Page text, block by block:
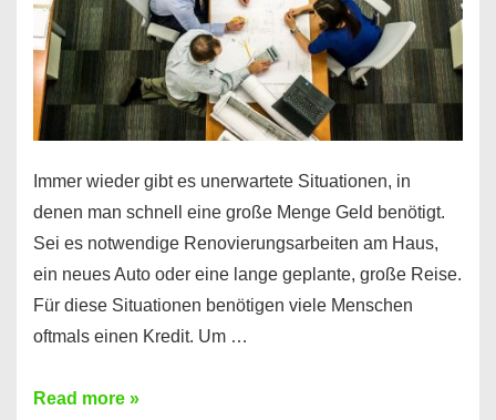
Immer wieder gibt es unerwartete Situationen, in
denen man schnell eine große Menge Geld benötigt.
Sei es notwendige Renovierungsarbeiten am Haus,
ein neues Auto oder eine lange geplante, große Reise.
Für diese Situationen benötigen viele Menschen
oftmals einen Kredit. Um …
Brauchen
Read more »